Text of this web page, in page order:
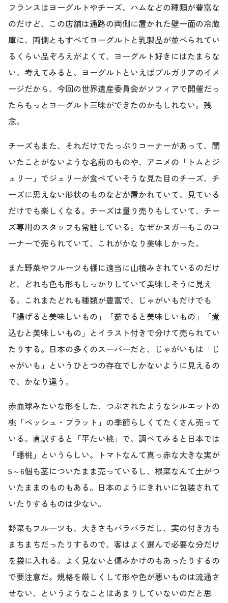
フランスはヨーグルトやチーズ、ハムなどの種類が豊富な
のだけど、この店舗は通路の両側に置かれた壁一面の冷蔵
庫に、両側ともすべてヨーグルトと乳製品が並べられてい
るくらい品ぞろえがよくて、ヨーグルト好きにはたまらな
い。考えてみると、ヨーグルトといえばブルガリアのイメ
ージだから、今回の世界遺産委員会がソフィアで開催だっ
たらもっとヨーグルト三昧ができたのかもしれない。残
念。
チーズもまた、それだけでたっぷりコーナーがあって、聞
いたことがないような名前のものや、アニメの「トムとジ
ェリー」でジェリーが食べていそうな見た目のチーズ、チ
ーズに思えない形状のものなどが置かれていて、見ている
だけでも楽しくなる。チーズは量り売りもしていて、チー
ズ専用のスタッフも常駐している。なぜかヌガーもこのコ
ーナーで売られていて、これがかなり美味しかった。
また野菜やフルーツも棚に適当に山積みされているのだけ
ど、どれも色も形もしっかりしていて美味しそうに見え
る。これまたどれも種類が豊富で、じゃがいもだけでも
「揚げると美味しいもの」「茹でると美味しいもの」「煮
込むと美味しいもの」とイラスト付きで分けて売られてい
たりする。日本の多くのスーパーだと、じゃがいもは「じ
ゃがいも」というひとつの存在でしかないように見えるの
で、かなり違う。
赤血球みたいな形をした、つぶされたようなシルエットの
桃「ペッシュ・プラット」の季節らしくてたくさん売って
いる。直訳すると「平たい桃」で、調べてみると日本では
「蟠桃」というらしい。トマトなんて真っ赤な大きな実が
5～6個も茎についたまま売っているし、根菜なんて土がつ
いたままのものもある。日本のようにきれいに包装されて
いたりするものは少ない。
野菜もフルーツも、大きさもバラバラだし、実の付き方も
まちまちだったりするので、客はよく選んで必要な分だけ
を袋に入れる。よく見ないと傷みかけのもあったりするの
で要注意だ。規格を厳しくして形や色が悪いものは流通さ
せない、というようなことはあまりしていないのだと思